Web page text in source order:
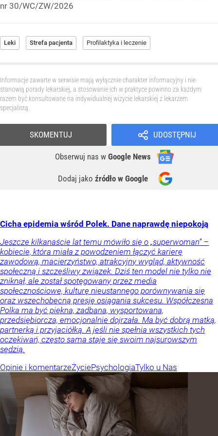
nr 30/WC/ZW/2026
Leki Strefa pacjenta Profilaktyka i leczenie
Informacje zawarte w serwisie mają wyłącznie charakter informacyjny i nie
stanowią porady lekarskiej, a stosowanie ich w praktyce powinno za każdym
razem być konsultowane na indywidualnej wizycie lekarskiej z lekarzem
specjalistą.
UDOSTĘPNIJ
Obserwuj nas w Google News
Dodaj jako źródło w Google
SKOMENTUJ
Cicha epidemia wśród Polek. Dane naprawdę niepokoją
Jeszcze kilkanaście lat temu mówiło się o „superwoman” –
kobiecie, która miała z powodzeniem łączyć karierę
zawodową, macierzyństwo, atrakcyjny wygląd, aktywność
społeczną i szczęśliwy związek. Dziś ten model nie tylko nie
zniknął, ale został spotęgowany przez media
społecznościowe, kulturę nieustannego porównywania się
oraz wszechobecną presję osiągania sukcesu. Współczesna
Polka ma być piękna, zadbana, wysportowana,
przedsiębiorcza, emocjonalnie dojrzała. Ma być dobrą matką,
partnerką i przyjaciółką. A jeśli nie spełnia wszystkich tych
oczekiwań, często sama staje się swoim najsurowszym
sędzią.
Opinie i komentarzeŻyciePsychologiaTylko u Nas